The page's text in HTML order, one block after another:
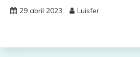
29 abril 2023 Luisfer